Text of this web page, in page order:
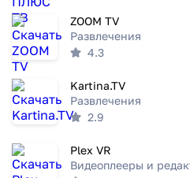
ZOOM TV
Развлечения
4.3
Kartina.TV
Развлечения
2.9
Plex VR
Видеоплееры и